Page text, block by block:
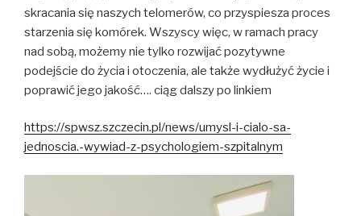
skracania się naszych telomerów, co przyspiesza proces
starzenia się komórek. Wszyscy więc, w ramach pracy
nad sobą, możemy nie tylko rozwijać pozytywne
podejście do życia i otoczenia, ale także wydłużyć życie i
poprawić jego jakość…. ciąg dalszy po linkiem
https://spwsz.szczecin.pl/news/umysl-i-cialo-sa-
jednoscia.-wywiad-z-psychologiem-szpitalnym